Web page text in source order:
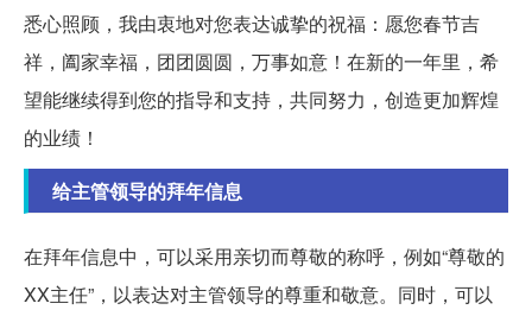
悉心照顾，我由衷地对您表达诚挚的祝福：愿您春节吉
祥，阖家幸福，团团圆圆，万事如意！在新的一年里，希
望能继续得到您的指导和支持，共同努力，创造更加辉煌
的业绩！
给主管领导的拜年信息
在拜年信息中，可以采用亲切而尊敬的称呼，例如“尊敬的
XX主任”，以表达对主管领导的尊重和敬意。同时，可以